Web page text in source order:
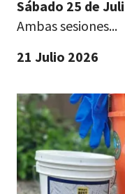
Sábado 25 de
Ambas sesiones...
21 Julio 2026